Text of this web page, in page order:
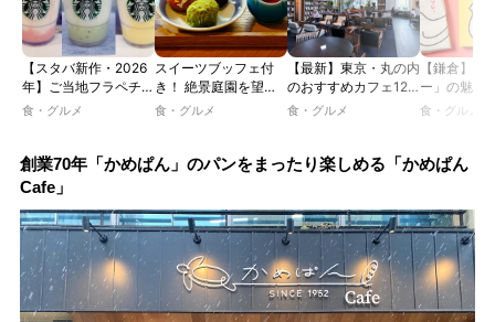
【スタバ新作・2026
年】ご当地フラペチー
ノが新登場！ 地域と
JIMOTO
PROGRAM」が青
森・群馬・沖縄で始
動。6種類を飲んで実
食レポート
食・グルメ
スイーツブッフェ付
き！ 絶景庭園を望む
ホテルレストランで味
ツトレンドVol.105】
食・グルメ
【最新】東京・丸の内
のおすすめカフェ12
選｜ひとりでゆったり
るカフェ、優雅なホテ
食・グルメ
【鎌倉】「
ー」の魅力
説！ 定番商
食・グルメ
創業70年「かめぱん」のパンをまったり楽しめる「かめぱん
Cafe」